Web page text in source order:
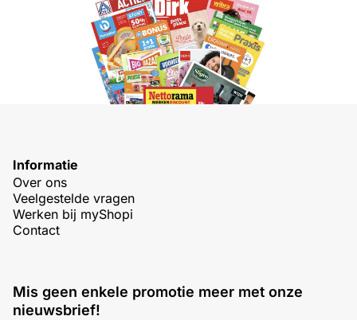
Informatie
Over ons
Veelgestelde vragen
Werken bij myShopi
Contact
Mis geen enkele promotie meer met onze
nieuwsbrief!